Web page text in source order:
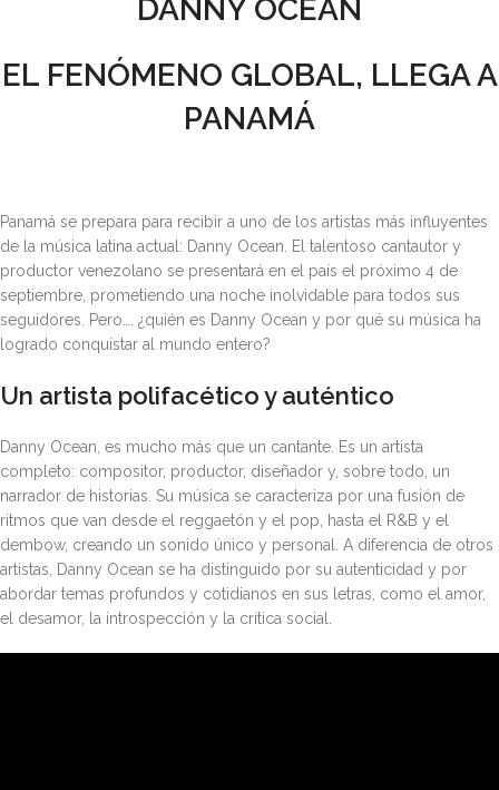
DANNY OCEAN
EL FENÓMENO GLOBAL, LLEGA A
PANAMÁ
Panamá se prepara para recibir a uno de los artistas más influyentes
de la música latina actual: Danny Ocean. El talentoso cantautor y
productor venezolano se presentará en el país el próximo 4 de
septiembre, prometiendo una noche inolvidable para todos sus
seguidores. Pero…. ¿quién es Danny Ocean y por qué su música ha
logrado conquistar al mundo entero?
Un artista polifacético y auténtico
Danny Ocean, es mucho más que un cantante. Es un artista
completo: compositor, productor, diseñador y, sobre todo, un
narrador de historias. Su música se caracteriza por una fusión de
ritmos que van desde el reggaetón y el pop, hasta el R&B y el
dembow, creando un sonido único y personal. A diferencia de otros
artistas, Danny Ocean se ha distinguido por su autenticidad y por
abordar temas profundos y cotidianos en sus letras, como el amor,
el desamor, la introspección y la crítica social.